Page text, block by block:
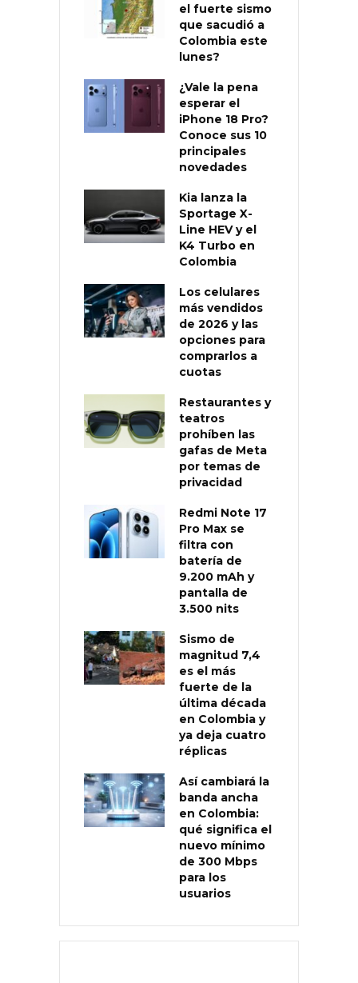
el fuerte sismo
que sacudió a
Colombia este
lunes?
¿Vale la pena
esperar el
iPhone 18 Pro?
Conoce sus 10
principales
novedades
Kia lanza la
Sportage X-
Line HEV y el
K4 Turbo en
Colombia
Los celulares
más vendidos
de 2026 y las
opciones para
comprarlos a
cuotas
Restaurantes y
teatros
prohíben las
gafas de Meta
por temas de
privacidad
Redmi Note 17
Pro Max se
filtra con
batería de
9.200 mAh y
pantalla de
3.500 nits
Sismo de
magnitud 7,4
es el más
fuerte de la
última década
en Colombia y
ya deja cuatro
réplicas
Así cambiará la
banda ancha
en Colombia:
qué significa el
nuevo mínimo
de 300 Mbps
para los
usuarios